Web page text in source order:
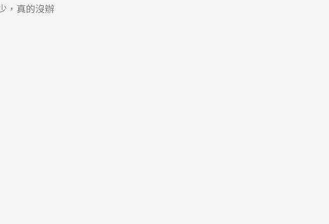
，真的沒辦